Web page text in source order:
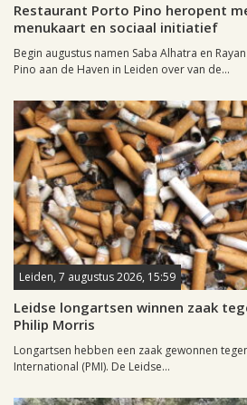
Restaurant Porto Pino heropent
menukaart en sociaal initiatief
Begin augustus namen Saba Alhatra en
Pino aan de Haven in Leiden over van de...
Leiden, 7 augustus 2026, 15:59
Leidse longartsen winnen zaak
Philip Morris
Longartsen hebben een zaak gewonnen
International (PMI). De Leidse...